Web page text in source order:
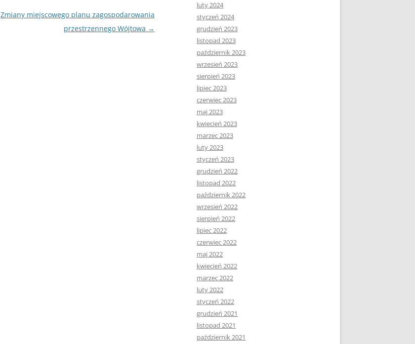
Zmiany miejscowego planu zagospodarowania
przestrzennego Wójtowa →
luty 2024
styczeń 2024
grudzień 2023
listopad 2023
październik 2023
wrzesień 2023
sierpień 2023
lipiec 2023
czerwiec 2023
maj 2023
kwiecień 2023
marzec 2023
luty 2023
styczeń 2023
grudzień 2022
listopad 2022
październik 2022
wrzesień 2022
sierpień 2022
lipiec 2022
czerwiec 2022
maj 2022
kwiecień 2022
marzec 2022
luty 2022
styczeń 2022
grudzień 2021
listopad 2021
październik 2021